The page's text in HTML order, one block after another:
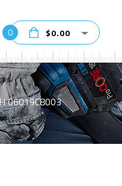
0 $0.00
06019C8003